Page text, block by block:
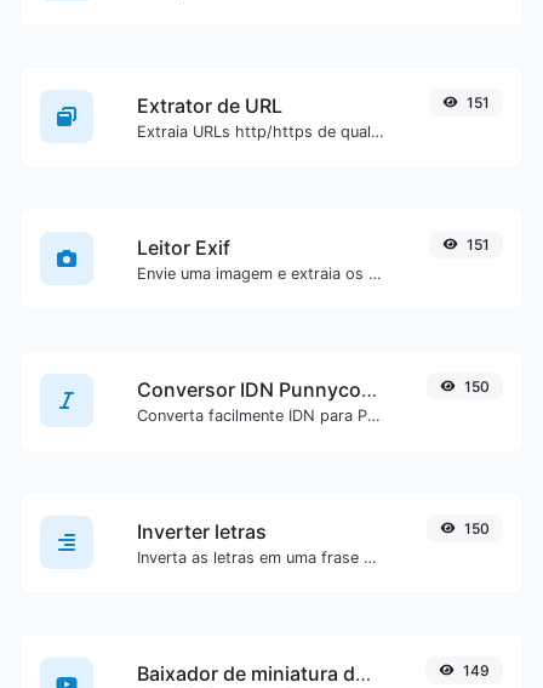
Extrator de URL
Extraia URLs http/https de qualquer tipo de conteúdo textual.
151
Leitor Exif
Envie uma imagem e extraia os dados dela.
151
Conversor IDN Punnycode
Converta facilmente IDN para Punnycode e vice-versa.
150
Inverter letras
Inverta as letras em uma frase ou parágrafo com facilidade.
150
Baixador de miniatura do YouTube 149